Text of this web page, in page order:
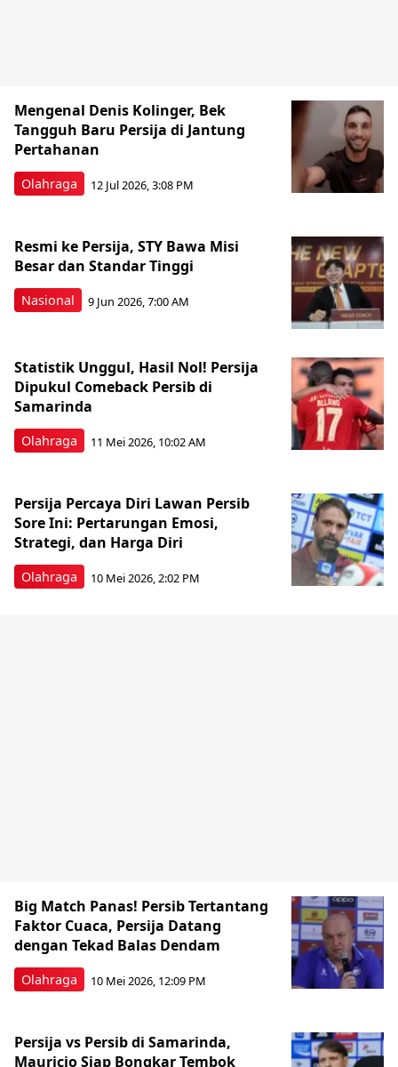
Olahraga
Mengenal Denis Kolinger, Bek
Tangguh Baru Persija di Jantung
Pertahanan
12 Jul 2026, 3:08 PM
Nasional
Resmi ke Persija, STY Bawa Misi
Besar dan Standar Tinggi
9 Jun 2026, 7:00 AM
Olahraga
Statistik Unggul, Hasil Nol! Persija
Dipukul Comeback Persib di
Samarinda
11 Mei 2026, 10:02 AM
Olahraga
Persija Percaya Diri Lawan Persib
Sore Ini: Pertarungan Emosi,
Strategi, dan Harga Diri
10 Mei 2026, 2:02 PM
Olahraga
Big Match Panas! Persib Tertantang
Faktor Cuaca, Persija Datang
dengan Tekad Balas Dendam
10 Mei 2026, 12:09 PM
Persija vs Persib di Samarinda,
Mauricio Siap Bongkar Tembok